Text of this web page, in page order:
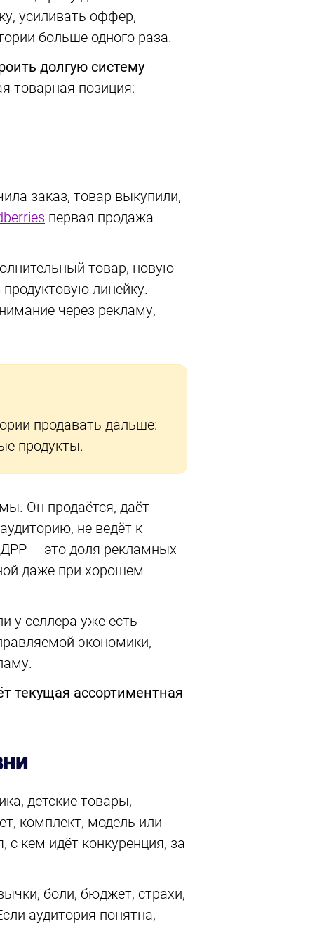
усиливать оффер,
больше одного раза.
долгую систему
товарная позиция:
заказ, товар выкупили,
первая продажа
товар, новую
линейку.
через рекламу,
продавать дальше:
продукты.
Он продаётся, даёт
не ведёт к
— это доля рекламных
даже при хорошем
у селлера уже есть
экономики,
текущая ассортиментная
детские товары,
комплект, модель или
с кем идёт конкуренция, за
боли, бюджет, страхи,
аудитория понятна,